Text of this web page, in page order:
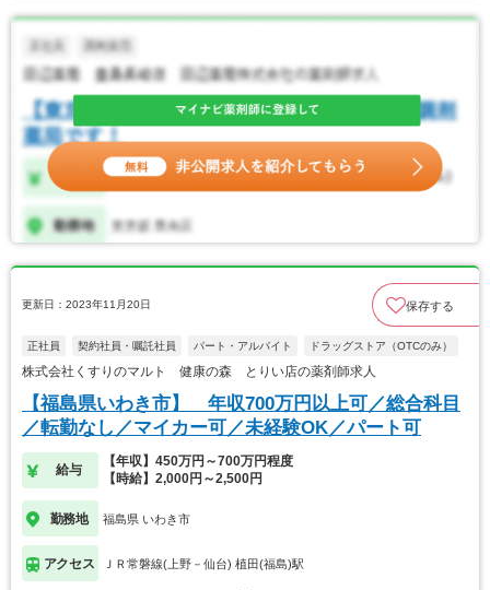
更新日：2023年11月20日 保存する
正社員 契約社員・嘱託社員 パート・アルバイト ドラッグストア（OTCのみ）
株式会社くすりのマルト 健康の森 とりい店の薬剤師求人
【福島県いわき市】 年収700万円以上可／総合科目
／転勤なし／マイカー可／未経験OK／パート可
給与
【年収】450万円～700万円程度
【時給】2,000円～2,500円
勤務地 福島県 いわき市
アクセス ＪＲ常磐線(上野－仙台) 植田(福島)駅